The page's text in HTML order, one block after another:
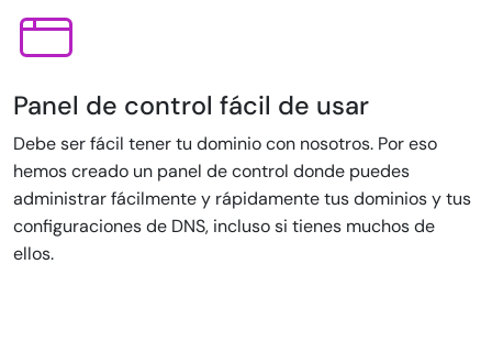
Panel de control fácil de usar
Debe ser fácil tener tu dominio con nosotros. Por eso
hemos creado un panel de control donde puedes
administrar fácilmente y rápidamente tus dominios y tus
configuraciones de DNS, incluso si tienes muchos de
ellos.